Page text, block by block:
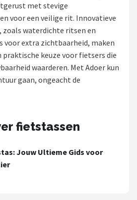
met stevige
voor een veilige rit. Innovatieve
waterdichte ritsen en
voor extra zichtbaarheid, maken
praktische keuze voor fietsers die
waarderen. Met Adoer kun
gaan, ongeacht de
fietstassen
Jouw Ultieme Gids voor